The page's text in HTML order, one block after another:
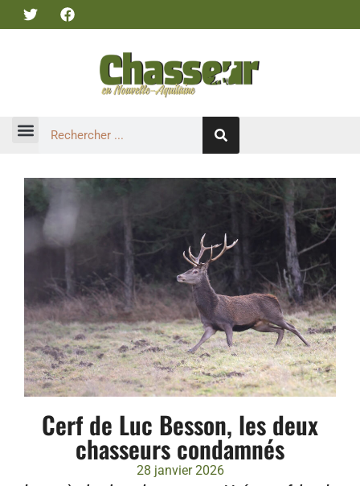
Cerf de Luc Besson, les deux
chasseurs condamnés
28 janvier 2026